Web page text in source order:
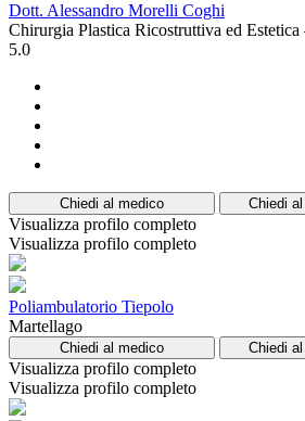
Dott. Alessandro Morelli Coghi
Chirurgia Plastica Ricostruttiva ed
5.0
Chiedi al medico Chiedi
Visualizza profilo completo
Visualizza profilo completo
Poliambulatorio Tiepolo
Martellago
Chiedi al medico Chiedi
Visualizza profilo completo
Visualizza profilo completo